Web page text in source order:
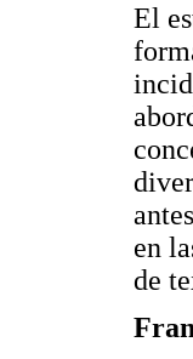
El
en
de